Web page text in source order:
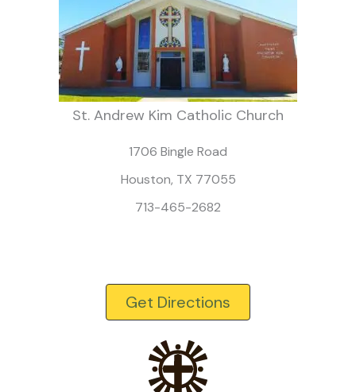
St. Andrew Kim Catholic Church
1706 Bingle Road
Houston, TX 77055
713-465-2682
Get Directions